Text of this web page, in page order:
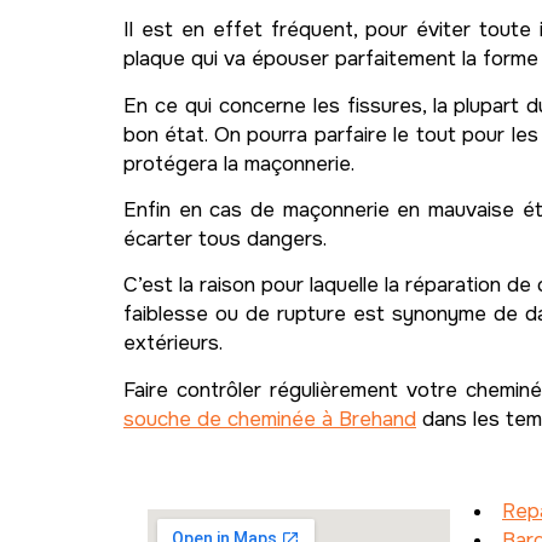
Il est en effet fréquent, pour éviter toute
plaque qui va épouser parfaitement la
En ce qui concerne les fissures, la plupart
bon état. On pourra parfaire le tout pour
protégera la maçonnerie.
Enfin en cas de maçonnerie en mauvaise
écarter tous dangers.
C’est la raison pour laquelle la réparation
faiblesse ou de rupture est synonyme de
extérieurs.
Faire contrôler régulièrement votre
souche de cheminée à Brehand dans les